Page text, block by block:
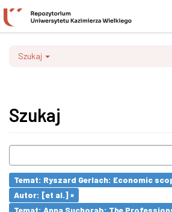
Szukaj
Szukaj
Temat: Ryszard Gerlach: Economic
Autor: [et al.] ×
Temat: Anna Suchorab: The